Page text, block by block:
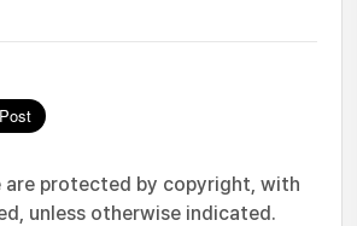
are protected by copyright, with
unless otherwise indicated.